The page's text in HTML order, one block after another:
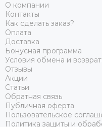
О компании
Контакты
Как сделать заказ?
Оплата
Доставка
Бонусная программа
Условия обмена и
Отзывы
Акции
Статьи
Обратная связь
Публичная оферта
Пользовательское
Политика защиты и